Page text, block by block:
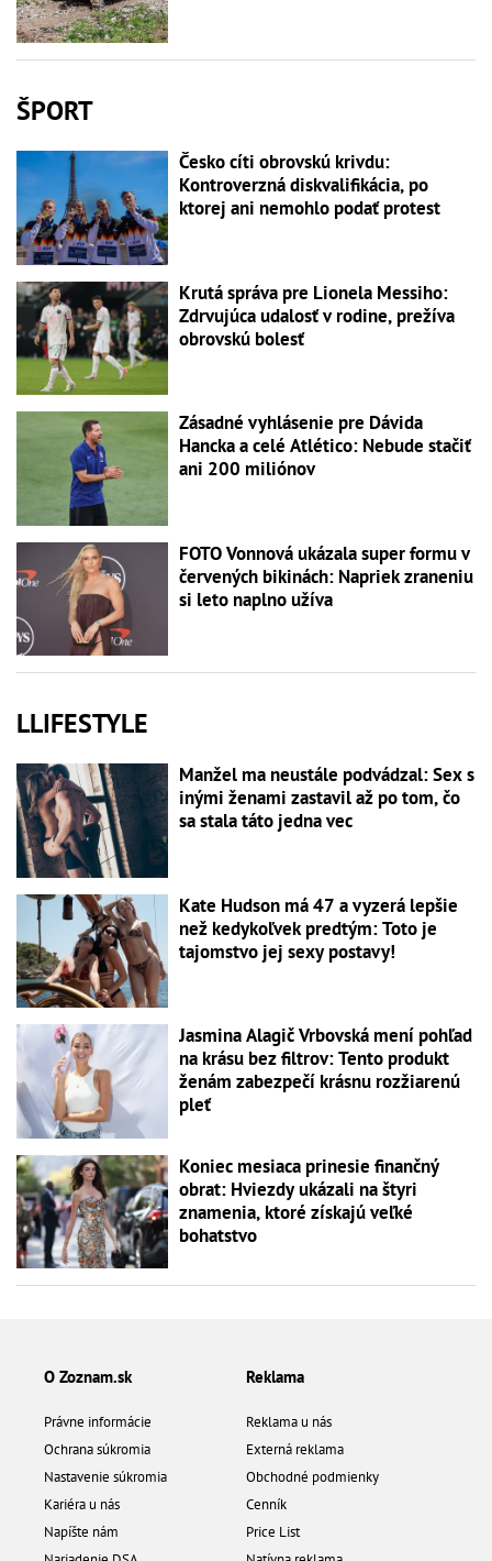
ŠPORT
Česko cíti obrovskú krivdu:
Kontroverzná diskvalifikácia, po
ktorej ani nemohlo podať protest
Krutá správa pre Lionela Messiho:
Zdrvujúca udalosť v rodine, prežíva
obrovskú bolesť
Zásadné vyhlásenie pre Dávida
Hancka a celé Atlético: Nebude stačiť
ani 200 miliónov
FOTO Vonnová ukázala super formu v
červených bikinách: Napriek zraneniu
si leto naplno užíva
LLIFESTYLE
Manžel ma neustále podvádzal: Sex s
inými ženami zastavil až po tom, čo
sa stala táto jedna vec
Kate Hudson má 47 a vyzerá lepšie
než kedykoľvek predtým: Toto je
tajomstvo jej sexy postavy!
Jasmina Alagič Vrbovská mení pohľad
na krásu bez filtrov: Tento produkt
ženám zabezpečí krásnu rozžiarenú
pleť
Koniec mesiaca prinesie finančný
obrat: Hviezdy ukázali na štyri
znamenia, ktoré získajú veľké
bohatstvo
O Zoznam.sk
Právne informácie
Ochrana súkromia
Nastavenie súkromia
Kariéra u nás
Napíšte nám
Reklama
Reklama u nás
Externá reklama
Obchodné podmienky
Cenník
Price List